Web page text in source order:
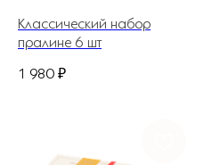
Классический набор
пралине 6 шт
1 980 ₽